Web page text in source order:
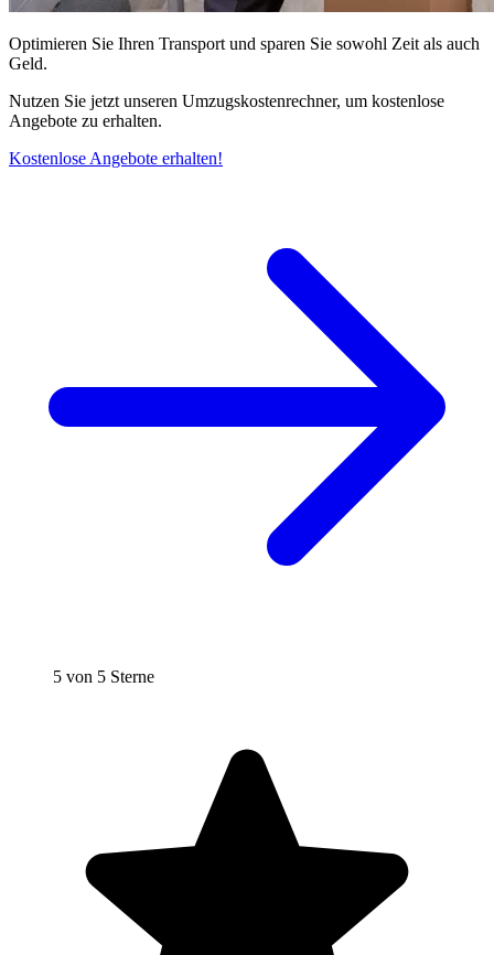
Optimieren Sie Ihren Transport und sparen Sie sowohl Zeit als auch
Geld.
Nutzen Sie jetzt unseren Umzugskostenrechner, um kostenlose
Angebote zu erhalten.
Kostenlose Angebote erhalten!
5 von 5 Sterne